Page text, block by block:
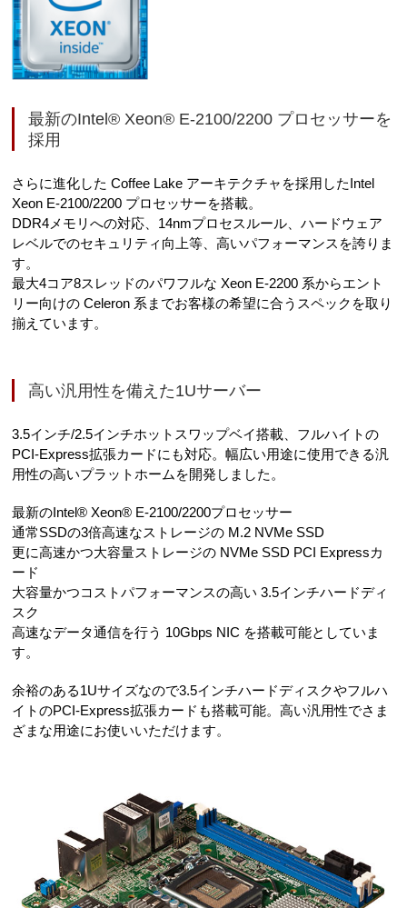
最新のIntel® Xeon® E-2100/2200 プロセッサーを
採用
さらに進化した Coffee Lake アーキテクチャを採用したIntel
Xeon E-2100/2200 プロセッサーを搭載。
DDR4メモリへの対応、14nmプロセスルール、ハードウェア
レベルでのセキュリティ向上等、高いパフォーマンスを誇りま
す。
最大4コア8スレッドのパワフルな Xeon E-2200 系からエント
リー向けの Celeron 系までお客様の希望に合うスペックを取り
揃えています。
高い汎用性を備えた1Uサーバー
3.5インチ/2.5インチホットスワップベイ搭載、フルハイトの
PCI-Express拡張カードにも対応。幅広い用途に使用できる汎
用性の高いプラットホームを開発しました。
最新のIntel® Xeon® E-2100/2200プロセッサー
通常SSDの3倍高速なストレージの M.2 NVMe SSD
更に高速かつ大容量ストレージの NVMe SSD PCI Expressカ
ード
大容量かつコストパフォーマンスの高い 3.5インチハードディ
スク
高速なデータ通信を行う 10Gbps NIC を搭載可能としていま
す。
余裕のある1Uサイズなので3.5インチハードディスクやフルハ
イトのPCI-Express拡張カードも搭載可能。高い汎用性でさま
ざまな用途にお使いいただけます。